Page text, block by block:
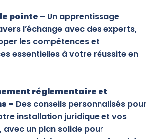
pointe – Un apprentissage
l’échange avec des experts,
les compétences et
essentielles à votre réussite en
réglementaire et
– Des conseils personnalisés pour
installation juridique et vos
avec un plan solide pour